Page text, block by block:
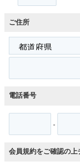
ご住所
電話番号
-
会員規約をご確認の